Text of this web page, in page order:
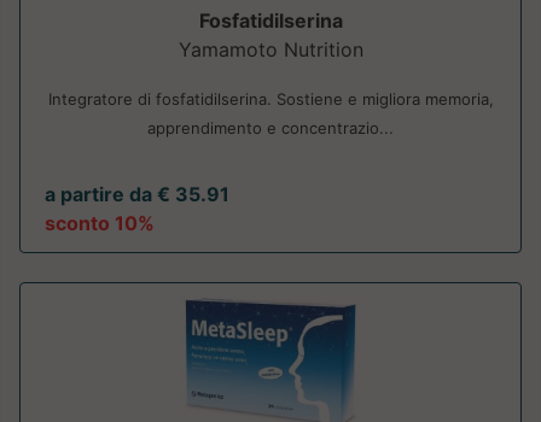
Fosfatidilserina
Yamamoto Nutrition
Integratore di fosfatidilserina. Sostiene e migliora memoria,
apprendimento e concentrazio...
a partire da € 35.91
sconto 10%